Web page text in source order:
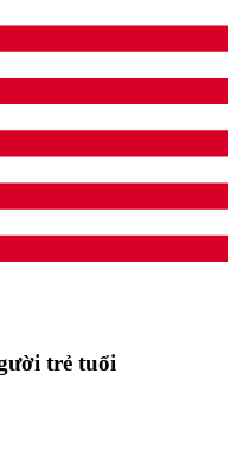
trẻ tuổi